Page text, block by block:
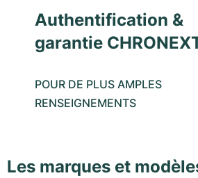
Authentification &
garantie
POUR DE PLUS AMPLES
RENSEIGNEMENTS
Les marques et